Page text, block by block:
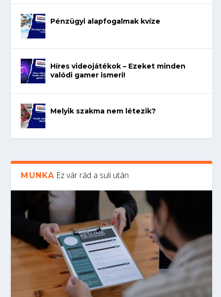
Pénzügyi alapfogalmak kvíze
Híres videojátékok – Ezeket minden
valódi gamer ismeri!
Melyik szakma nem létezik?
MUNKA Ez vár rád a suli után